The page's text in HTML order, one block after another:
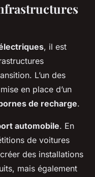
, il est
L’un des
en place d’un
de recharge.
automobile. En
de voitures
des installations
mais également